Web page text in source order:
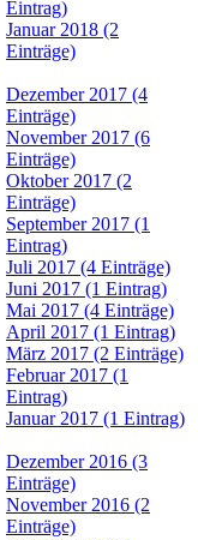
Eintrag)
Januar 2018 (2
Einträge)
Dezember 2017 (4
Einträge)
November 2017 (6
Einträge)
Oktober 2017 (2
Einträge)
September 2017 (1
Eintrag)
Juli 2017 (4 Einträge)
Juni 2017 (1 Eintrag)
Mai 2017 (4 Einträge)
April 2017 (1 Eintrag)
März 2017 (2 Einträge)
Februar 2017 (1
Eintrag)
Januar 2017 (1 Eintrag)
Dezember 2016 (3
Einträge)
November 2016 (2
Einträge)